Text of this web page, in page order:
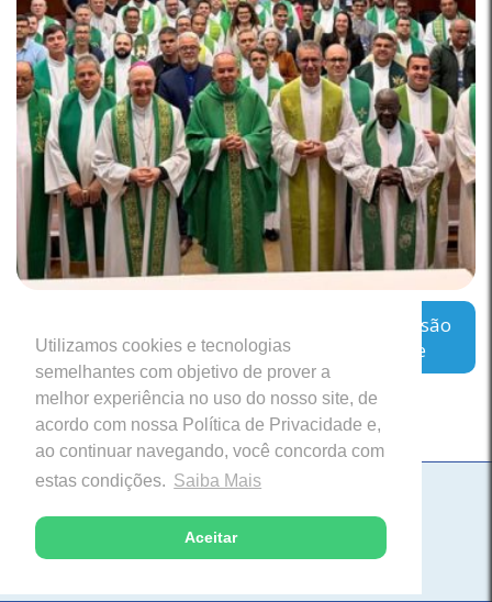
Utilizamos cookies e tecnologias
semelhantes com objetivo de prover a
melhor experiência no uso do nosso site, de
acordo com nossa Política de Privacidade e,
ao continuar navegando, você concorda com
estas condições. Saiba Mais
Aceitar
Regional Leste 2 inicia encontro sobre a missão
das Cúrias Diocesanas em Belo Horizonte
Paróquia Nossa Senhora da Saúde
Itabira, Minas Gerais
Desenvolvido com excelência pela